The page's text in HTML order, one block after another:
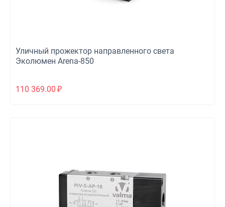
Уличный прожектор направленного света
Эколюмен Arena-850
110 369.00 ₽